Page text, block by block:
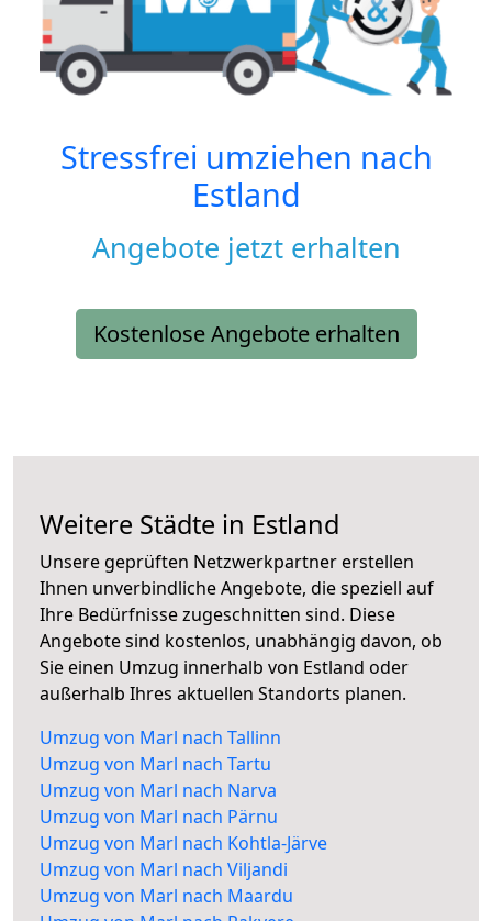
Stressfrei umziehen nach
Estland
Angebote jetzt erhalten
Kostenlose Angebote erhalten
Weitere Städte in Estland
Unsere geprüften Netzwerkpartner erstellen
Ihnen unverbindliche Angebote, die speziell auf
Ihre Bedürfnisse zugeschnitten sind. Diese
Angebote sind kostenlos, unabhängig davon, ob
Sie einen Umzug innerhalb von Estland oder
außerhalb Ihres aktuellen Standorts planen.
Umzug von Marl nach Tallinn
Umzug von Marl nach Tartu
Umzug von Marl nach Narva
Umzug von Marl nach Pärnu
Umzug von Marl nach Kohtla-Järve
Umzug von Marl nach Viljandi
Umzug von Marl nach Maardu